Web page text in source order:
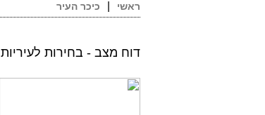
ראשי כיכר העיר
דוח מצב - בחירות לעיריות 2013